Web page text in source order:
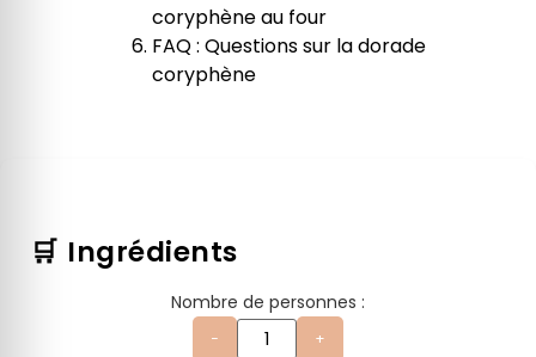
coryphène au four
FAQ : Questions sur la dorade
coryphène
🛒 Ingrédients
Nombre de personnes :
− +